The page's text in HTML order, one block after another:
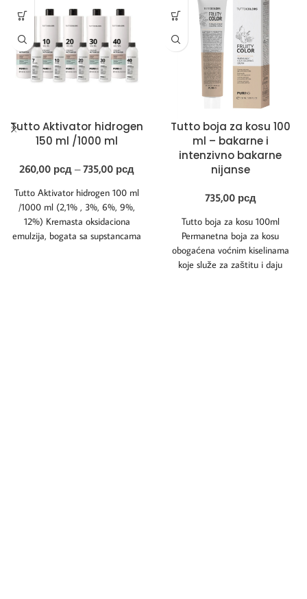
Tutto Aktivator hidrogen
150 ml /1000 ml
260,00 рсд – 735,00 рсд
Tutto Aktivator hidrogen 100 ml
/1000 ml (2,1% , 3%, 6%, 9%,
12%) Kremasta oksidaciona
emulzija, bogata sa supstancama
Tutto boja za kosu 100
ml – bakarne i
intenzivno bakarne
nijanse
735,00 рсд
Tutto boja za kosu 100ml
Permanetna boja za kosu
obogaćena voćnim kiselinama
koje služe za zaštitu i daju